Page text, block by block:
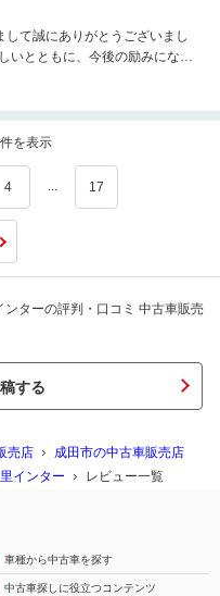
て誠にありがとうございまし
いとともに、今後の励みになり
件を表示
4 ... 17
ターの評判・口コミ 中古車販売
する
売店
成田市の中古車販売店
インター
レビュー一覧
車種から中古車を探す
中古車探しに役立つコンテンツ